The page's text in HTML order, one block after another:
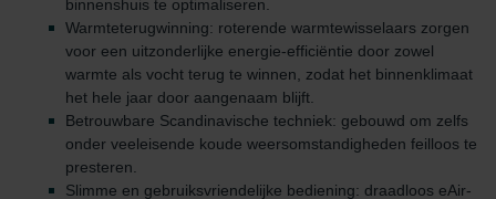
binnenshuis te optimaliseren.
Warmteterugwinning: roterende warmtewisselaars zorgen
voor een uitzonderlijke energie-efficiëntie door zowel
warmte als vocht terug te winnen, zodat het binnenklimaat
het hele jaar door aangenaam blijft.
Betrouwbare Scandinavische techniek: gebouwd om zelfs
onder veeleisende koude weersomstandigheden feilloos te
presteren.
Slimme en gebruiksvriendelijke bediening: draadloos eAir-